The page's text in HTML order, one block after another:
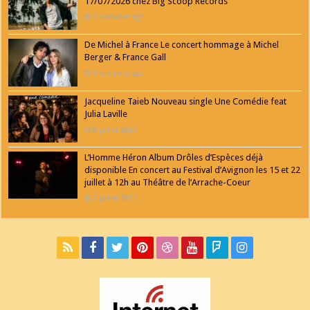
3 semaines ago
De Michel à France Le concert hommage à Michel
Berger & France Gall
3 semaines ago
Jacqueline Taieb Nouveau single Une Comédie feat
Julia Laville
8 juillet 2026
L’Homme Héron Album Drôles d’Espèces déjà
disponible En concert au Festival d’Avignon les 15 et 22
juillet à 12h au Théâtre de l’Arrache-Coeur
6 juillet 2026